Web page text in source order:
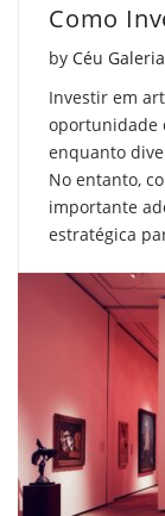
by Céu Galeria
Investir em
oportunidade
enquanto
No entanto,
importante
estratégica